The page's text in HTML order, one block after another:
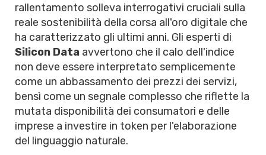
rallentamento solleva interrogativi cruciali sulla
reale sostenibilità della corsa all'oro digitale che
ha caratterizzato gli ultimi anni. Gli esperti di
Silicon Data avvertono che il calo dell'indice
non deve essere interpretato semplicemente
come un abbassamento dei prezzi dei servizi,
bensì come un segnale complesso che riflette la
mutata disponibilità dei consumatori e delle
imprese a investire in token per l'elaborazione
del linguaggio naturale.